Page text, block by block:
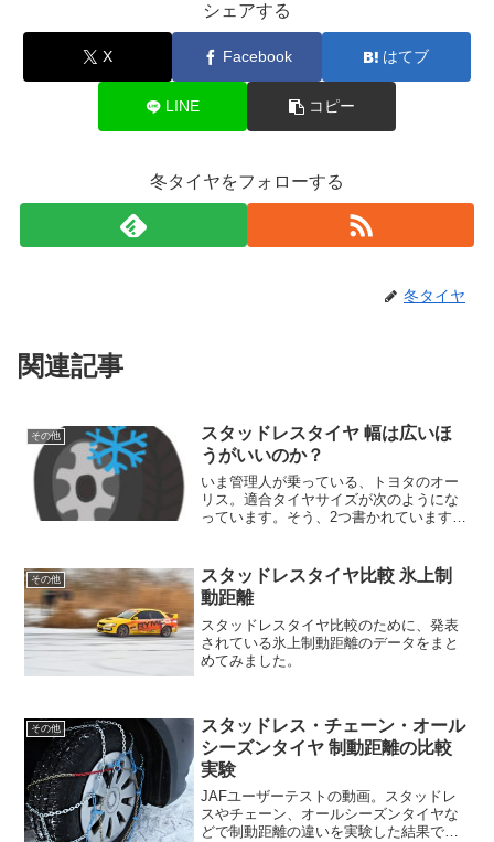
シェアする
X Facebook はてブ
LINE コピー
冬タイヤをフォローする
冬タイヤ
関連記事
その他
スタッドレスタイヤ 幅は広いほ
うがいいのか？
いま管理人が乗っている、トヨタのオー
リス。適合タイヤサイズが次のようにな
っています。そう、2つ書かれています。
ますが、スタッドレスタイヤ＆ホイール
セッ...
その他
スタッドレスタイヤ比較 氷上制
動距離
スタッドレスタイヤ比較のために、発表
されている氷上制動距離のデータをまと
めてみました。
その他
スタッドレス・チェーン・オール
シーズンタイヤ 制動距離の比較
実験
JAFユーザーテストの動画。スタッドレ
スやチェーン、オールシーズンタイヤな
どで制動距離の違いを実験した結果で